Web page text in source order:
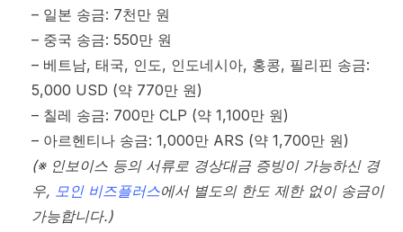
– 일본 송금: 7천만 원
– 중국 송금: 550만 원
– 베트남, 태국, 인도, 인도네시아, 홍콩, 필리핀 송금:
5,000 USD (약 770만 원)
– 칠레 송금: 700만 CLP (약 1,100만 원)
– 아르헨티나 송금: 1,000만 ARS (약 1,700만 원)
(※ 인보이스 등의 서류로 경상대금 증빙이 가능하신 경
우, 모인 비즈플러스에서 별도의 한도 제한 없이 송금이
가능합니다.)